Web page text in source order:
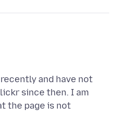
and have not
since then. I am
the page is not